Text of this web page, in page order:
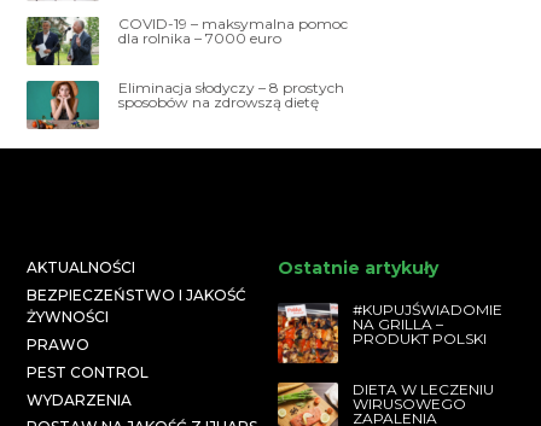
COVID-19 – maksymalna pomoc
dla rolnika – 7000 euro
Eliminacja słodyczy – 8 prostych
sposobów na zdrowszą dietę
AKTUALNOŚCI
BEZPIECZEŃSTWO I JAKOŚĆ
ŻYWNOŚCI
PRAWO
PEST CONTROL
WYDARZENIA
Ostatnie artykuły
#KUPUJŚWIADOMIE
NA GRILLA –
PRODUKT POLSKI
DIETA W LECZENIU
WIRUSOWEGO
ZAPALENIA